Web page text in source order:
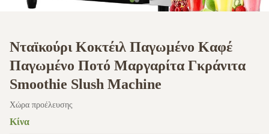
Νταϊκούρι Κοκτέιλ Παγωμένο Καφέ
Παγωμένο Ποτό Μαργαρίτα Γκράνιτα
Smoothie Slush Machine
Χώρα προέλευσης
Κίνα